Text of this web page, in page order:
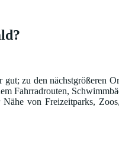
zu den nächstgrößeren
Fahrradrouten,
von Freizeitparks,